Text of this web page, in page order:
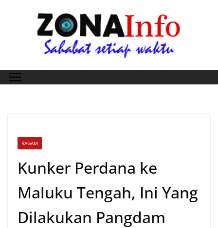
RAGAM
Kunker Perdana ke
Maluku Tengah, Ini Yang
Dilakukan Pangdam